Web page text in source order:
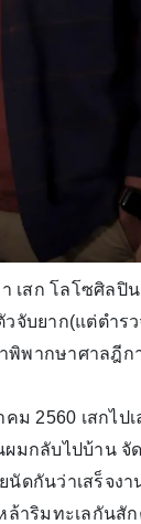
เสก โลโซศิลปิ
จับยาก(แต่ตำร
พิพากษาศาลฎีก
ม 2560 เสกไป
มกลับไปบ้าน จั
ดกันว่าเสร็จง
ล้าริมทะเลกันสั